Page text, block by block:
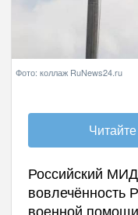
Фото: коллаж RuNews24.ru
Российский МИД
вовлечённость
военной помощи